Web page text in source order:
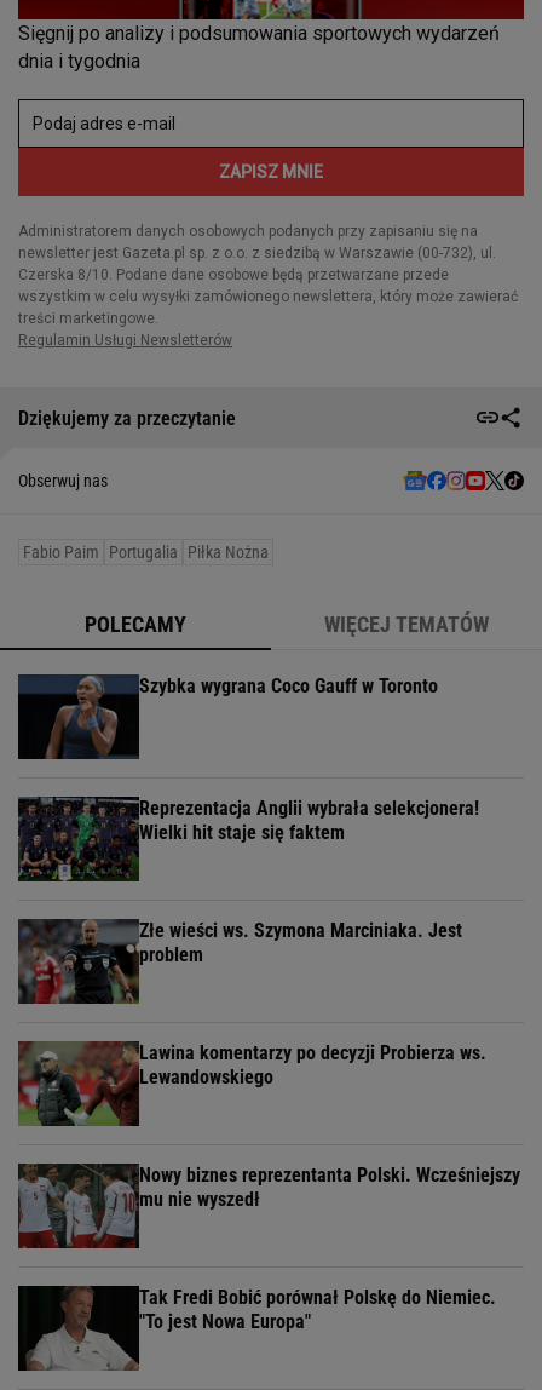
Dziękujemy za przeczytanie
Obserwuj nas
Fabio Paim Portugalia Piłka Nożna
POLECAMY WIĘCEJ TEMATÓW
Szybka wygrana Coco Gauff w Toronto
Reprezentacja Anglii wybrała selekcjonera!
Wielki hit staje się faktem
Złe wieści ws. Szymona Marciniaka. Jest
problem
Lawina komentarzy po decyzji Probierza ws.
Lewandowskiego
Nowy biznes reprezentanta Polski. Wcześniejszy
mu nie wyszedł
Tak Fredi Bobić porównał Polskę do Niemiec.
"To jest Nowa Europa"